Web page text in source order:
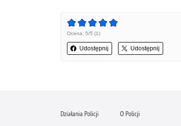
Ocena: 5/5 (1)
Udostępnij Udostępnij
Działania Policji O Policji